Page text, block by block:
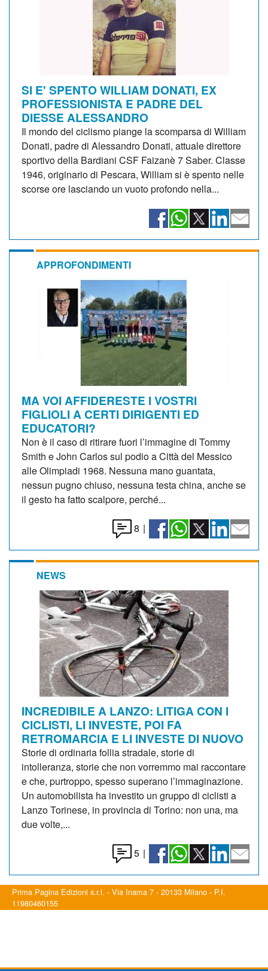
SI E' SPENTO WILLIAM DONATI, EX
PROFESSIONISTA E PADRE DEL
DIESSE ALESSANDRO
Il mondo del ciclismo piange la scomparsa di William
Donati, padre di Alessandro Donati, attuale direttore
sportivo della Bardiani CSF Faizanè 7 Saber. Classe
1946, originario di Pescara, William si è spento nelle
scorse ore lasciando un vuoto profondo nella...
APPROFONDIMENTI
MA VOI AFFIDERESTE I VOSTRI
FIGLIOLI A CERTI DIRIGENTI ED
EDUCATORI?
Non è il caso di ritirare fuori l’immagine di Tommy
Smith e John Carlos sul podio a Città del Messico
alle Olimpiadi 1968. Nessuna mano guantata,
nessun pugno chiuso, nessuna testa china, anche se
il gesto ha fatto scalpore, perché...
8 |
NEWS
INCREDIBILE A LANZO: LITIGA CON I
CICLISTI, LI INVESTE, POI FA
RETROMARCIA E LI INVESTE DI NUOVO
Storie di ordinaria follia stradale, storie di
intolleranza, storie che non vorremmo mai raccontare
e che, purtroppo, spesso superano l’immaginazione.
Un automobilista ha investito un gruppo di ciclisti a
Lanzo Torinese, in provincia di Torino: non una, ma
due volte,...
5 |
Prima Pagina Edizioni s.r.l. - Via Inama 7 - 20133 Milano - P.I.
11980460155